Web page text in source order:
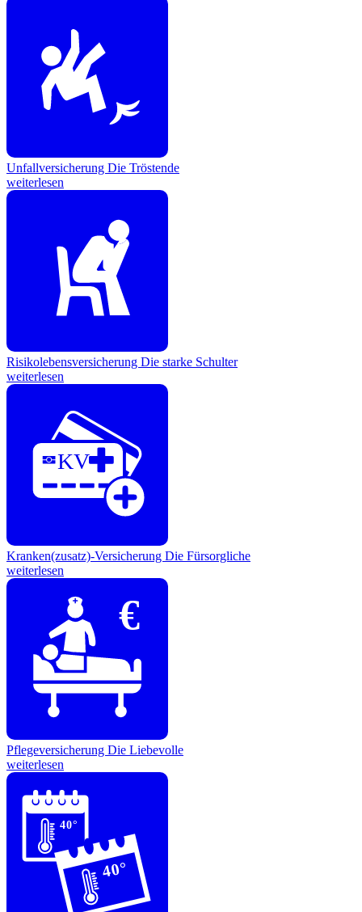
Unfallversicherung Die Tröstende
weiterlesen
Risikolebensversicherung Die starke Schulter
weiterlesen
KV
Kranken(zusatz)-Versicherung Die Fürsorgliche
weiterlesen
€
Pflegeversicherung Die Liebevolle
weiterlesen
40°
40°